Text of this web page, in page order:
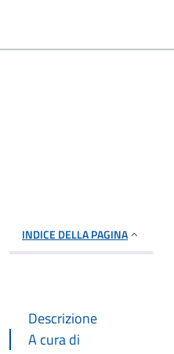
INDICE DELLA PAGINA
Descrizione
A cura di